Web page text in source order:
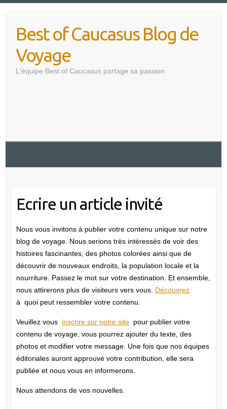
contentBest of Caucasus Blog de
Voyage
L'équipe Best of Caucasus partage sa passion
Ecrire un article invité
Nous vous invitons à publier votre contenu unique sur notre
blog de voyage. Nous serions très intéressés de voir des
histoires fascinantes, des photos colorées ainsi que de
découvrir de nouveaux endroits, la population locale et la
nourriture. Passez le mot sur votre destination. Et ensemble,
nous attirerons plus de visiteurs vers vous. Découvrez
à quoi peut ressembler votre contenu.
Veuillez vous inscrire sur notre sitepour publier votre
contenu de voyage, vous pourrez ajouter du texte, des
photos et modifier votre message. Une fois que nos équipes
éditoriales auront approuvé votre contribution, elle sera
publiée et nous vous en informerons.
Nous attendons de vos nouvelles.